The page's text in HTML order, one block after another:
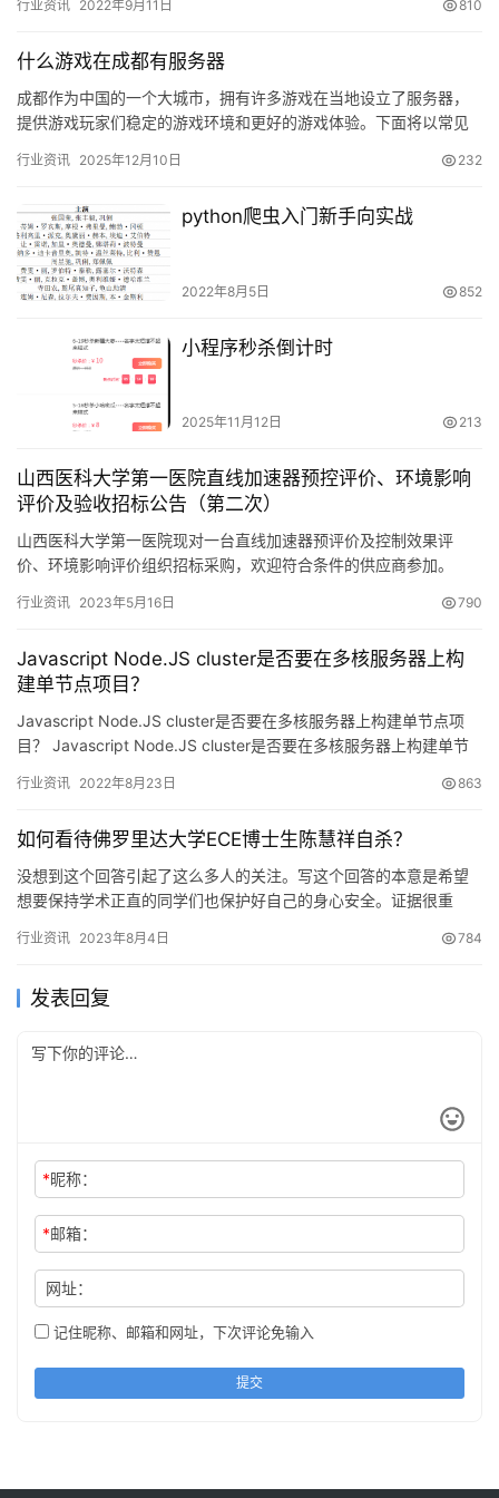
要…
行业资讯 2022年9月11日 810
什么游戏在成都有服务器
成都作为中国的一个大城市，拥有许多游戏在当地设立了服务器，
提供游戏玩家们稳定的游戏环境和更好的游戏体验。下面将以常见
盟…
行业资讯 2025年12月10日 232
python爬虫入门新手向实战
2022年8月5日 852
小程序秒杀倒计时
2025年11月12日 213
山西医科大学第一医院直线加速器预控评价、环境影响
评价及验收招标公告（第二次）
山西医科大学第一医院现对一台直线加速器预评价及控制效果评
价、环境影响评价组织招标采购，欢迎符合条件的供应商参加。
价招…
行业资讯 2023年5月16日 790
Javascript Node.JS cluster是否要在多核服务器上构
建单节点项目？
Javascript Node.JS cluster是否要在多核服务器上构建单节点项
目？ Javascript Node.JS cluster是否要在多核服务器上构建单节
行业资讯 2022年8月23日 863
如何看待佛罗里达大学ECE博士生陈慧祥自杀？
没想到这个回答引起了这么多人的关注。写这个回答的本意是希望
想要保持学术正直的同学们也保护好自己的身心安全。证据很重
部分州法…
行业资讯 2023年8月4日 784
发表回复
*昵称：
*邮箱：
网址：
记住昵称、邮箱和网址，下次评论免输入
提交